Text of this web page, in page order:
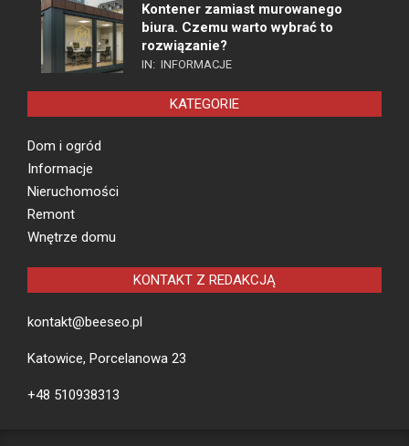
Kontener zamiast murowanego
biura. Czemu warto wybrać to
rozwiązanie?
IN: INFORMACJE
KATEGORIE
Dom i ogród
Informacje
Nieruchomości
Remont
Wnętrze domu
KONTAKT Z REDAKCJĄ
kontakt@beeseo.pl
Katowice, Porcelanowa 23
+48 510938313